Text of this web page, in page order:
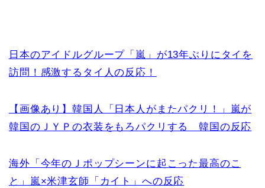
日本のアイドルグループ「嵐」が13年ぶりにタイを
訪問！感激するタイ人の反応！
【画像あり】韓国人「日本人がまたパクリ！」嵐が
韓国のＪＹＰの衣装をもろパクリする 韓国の反応
海外「今年のＪポップシーンに起こった最高のこ
と」嵐×米津玄師「カイト」への反応